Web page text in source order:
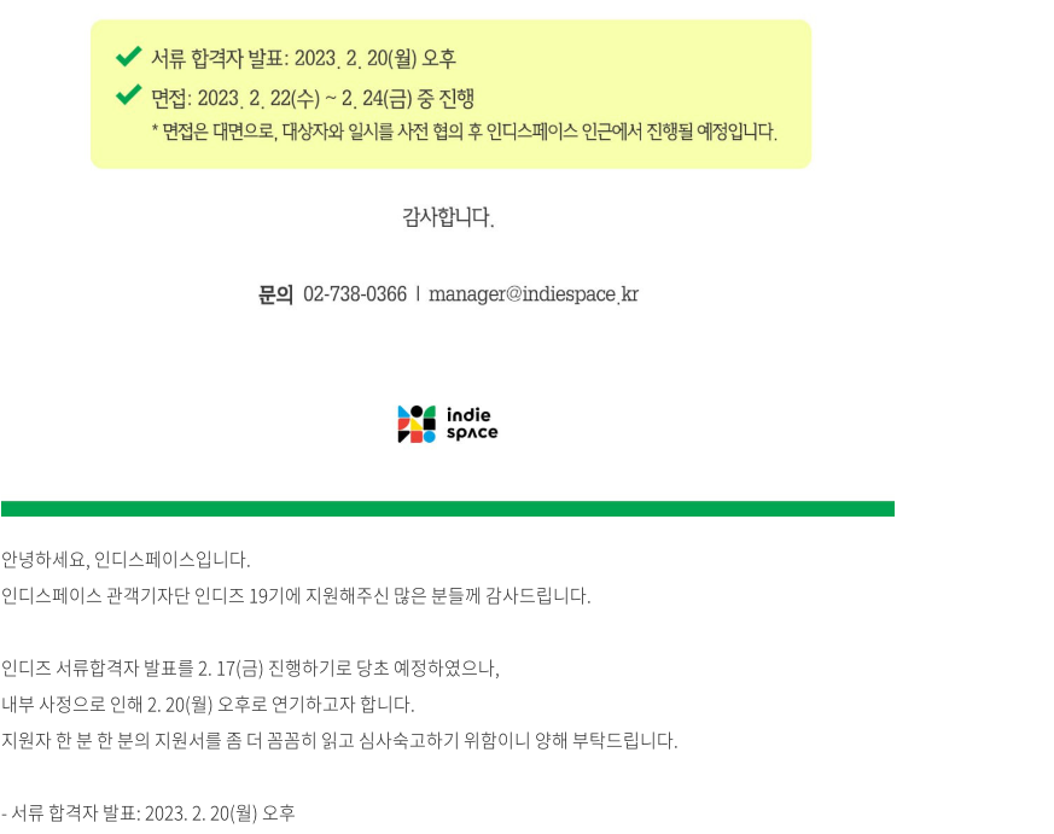
안녕하세요, 인디스페이스입니다.
인디스페이스 관객기자단 인디즈 19기에 지원해주신 많은 분들께 감사드립니다.
인디즈 서류합격자 발표를 2. 17(금) 진행하기로 당초 예정하였으나,
내부 사정으로 인해 2. 20(월) 오후로 연기하고자 합니다.
지원자 한 분 한 분의 지원서를 좀 더 꼼꼼히 읽고 심사숙고하기 위함이니 양해 부탁드립니다.
- 서류 합격자 발표: 2023. 2. 20(월) 오후